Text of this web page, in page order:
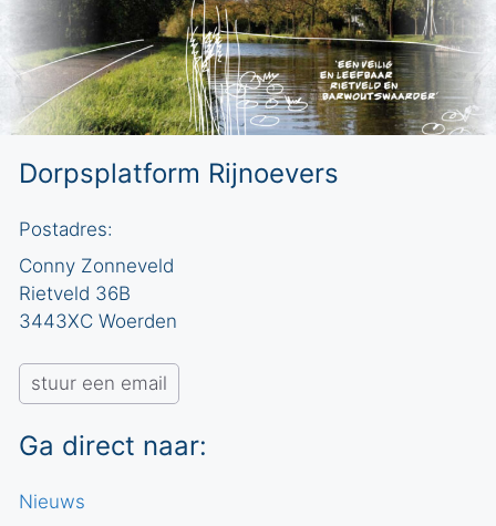
Dorpsplatform Rijnoevers
Postadres:
Conny Zonneveld
Rietveld 36B
3443XC Woerden
stuur een email
Ga direct naar:
Nieuws